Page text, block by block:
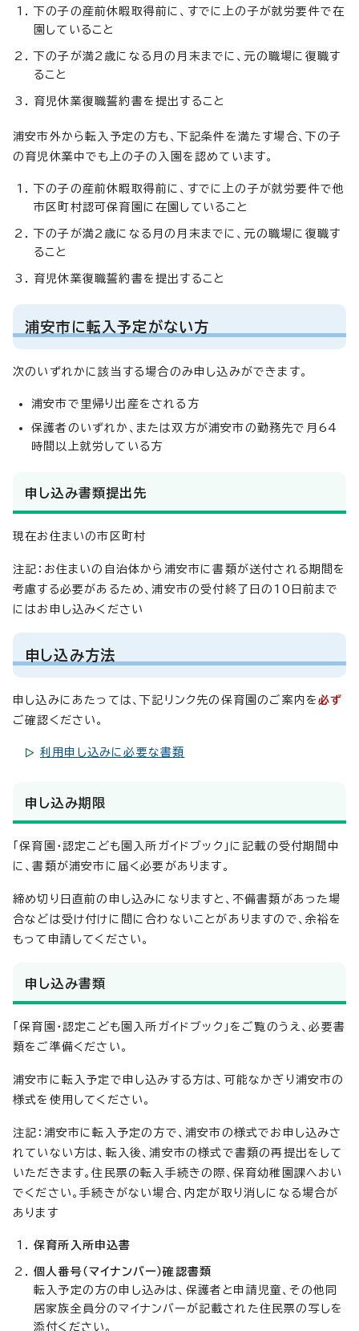
下の子の産前休暇取得前に、すでに上の子が就労要件で在
園していること
下の子が満2歳になる月の月末までに、元の職場に復職す
ること
育児休業復職誓約書を提出すること
浦安市外から転入予定の方も、下記条件を満たす場合、下の子
の育児休業中でも上の子の入園を認めています。
下の子の産前休暇取得前に、すでに上の子が就労要件で他
市区町村認可保育園に在園していること
下の子が満2歳になる月の月末までに、元の職場に復職す
ること
育児休業復職誓約書を提出すること
浦安市に転入予定がない方
次のいずれかに該当する場合のみ申し込みができます。
浦安市で里帰り出産をされる方
保護者のいずれか、または双方が浦安市の勤務先で月64
時間以上就労している方
申し込み書類提出先
現在お住まいの市区町村
注記：お住まいの自治体から浦安市に書類が送付される期間を
考慮する必要があるため、浦安市の受付終了日の10日前まで
にはお申し込みください
申し込み方法
申し込みにあたっては、下記リンク先の保育園のご案内を必ず
ご確認ください。
利用申し込みに必要な書類
申し込み期限
「保育園・認定こども園入所ガイドブック」に記載の受付期間中
に、書類が浦安市に届く必要があります。
締め切り日直前の申し込みになりますと、不備書類があった場
合などは受け付けに間に合わないことがありますので、余裕を
もって申請してください。
申し込み書類
「保育園・認定こども園入所ガイドブック」をご覧のうえ、必要書
類をご準備ください。
浦安市に転入予定で申し込みする方は、可能なかぎり浦安市の
様式を使用してください。
注記：浦安市に転入予定の方で、浦安市の様式でお申し込みさ
れていない方は、転入後、浦安市の様式で書類の再提出をして
いただきます。住民票の転入手続きの際、保育幼稚園課へおい
でください。手続きがない場合、内定が取り消しになる場合が
あります
保育所入所申込書
個人番号（マイナンバー）確認書類
転入予定の方の申し込みは、保護者と申請児童、その他同
居家族全員分のマイナンバーが記載された住民票の写しを
添付ください。